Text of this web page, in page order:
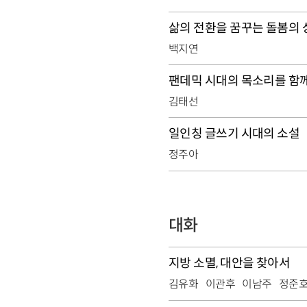
삶의 전환을 꿈꾸는 돌봄의
백지연
팬데믹 시대의 목소리를 함
김태선
일인칭 글쓰기 시대의 소설
정주아
대화
지방 소멸, 대안을 찾아서
김유화 이관후 이남주 정준